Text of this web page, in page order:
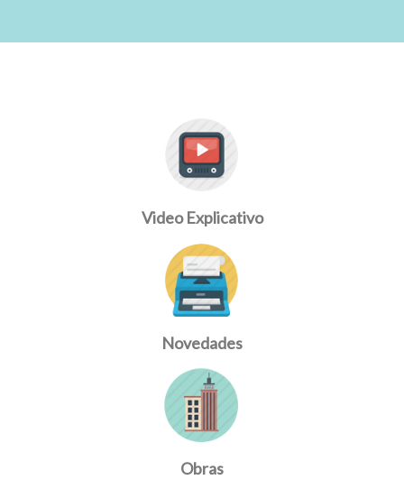
Video Explicativo
Novedades
Obras